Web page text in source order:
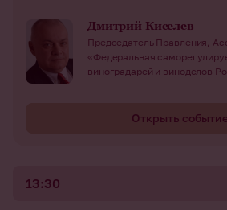
Дмитрий Киселев
Председатель Правления,
«Федеральная
виноградарей и виноделов
Открыть событие
13:30